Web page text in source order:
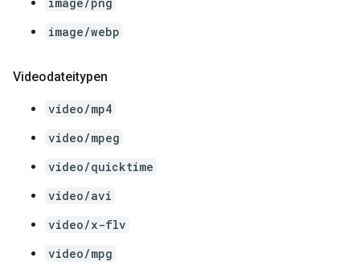
image/webp
Videodateitypen
video/mp4
video/mpeg
video/quicktime
video/avi
video/x-flv
video/mpg